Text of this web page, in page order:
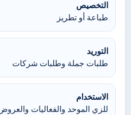
التخصيص
طباعة أو تطريز
التوريد
طلبات جملة وطلبات شركات
الاستخدام
للزي الموحد والفعاليات